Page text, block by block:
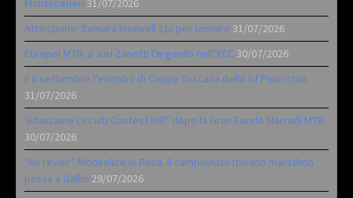
Monteceneri 31/07/2026
Attenzione: Samara Maxwell sta per tornare 31/07/2026
Europei MTB: a Juri Zanotti l’argento nell’XCC 30/07/2026
Il 6 settembre l’esordio di Coppa Toscana della Gf Pinocchio
31/07/2026
Situazione circuiti Contest360° dopo la Gran Fondo Marradi MTB
30/07/2026
“Au revoir” Monselice in Rosa. Il campionato italiano marathon
passa a Gallio 29/07/2026